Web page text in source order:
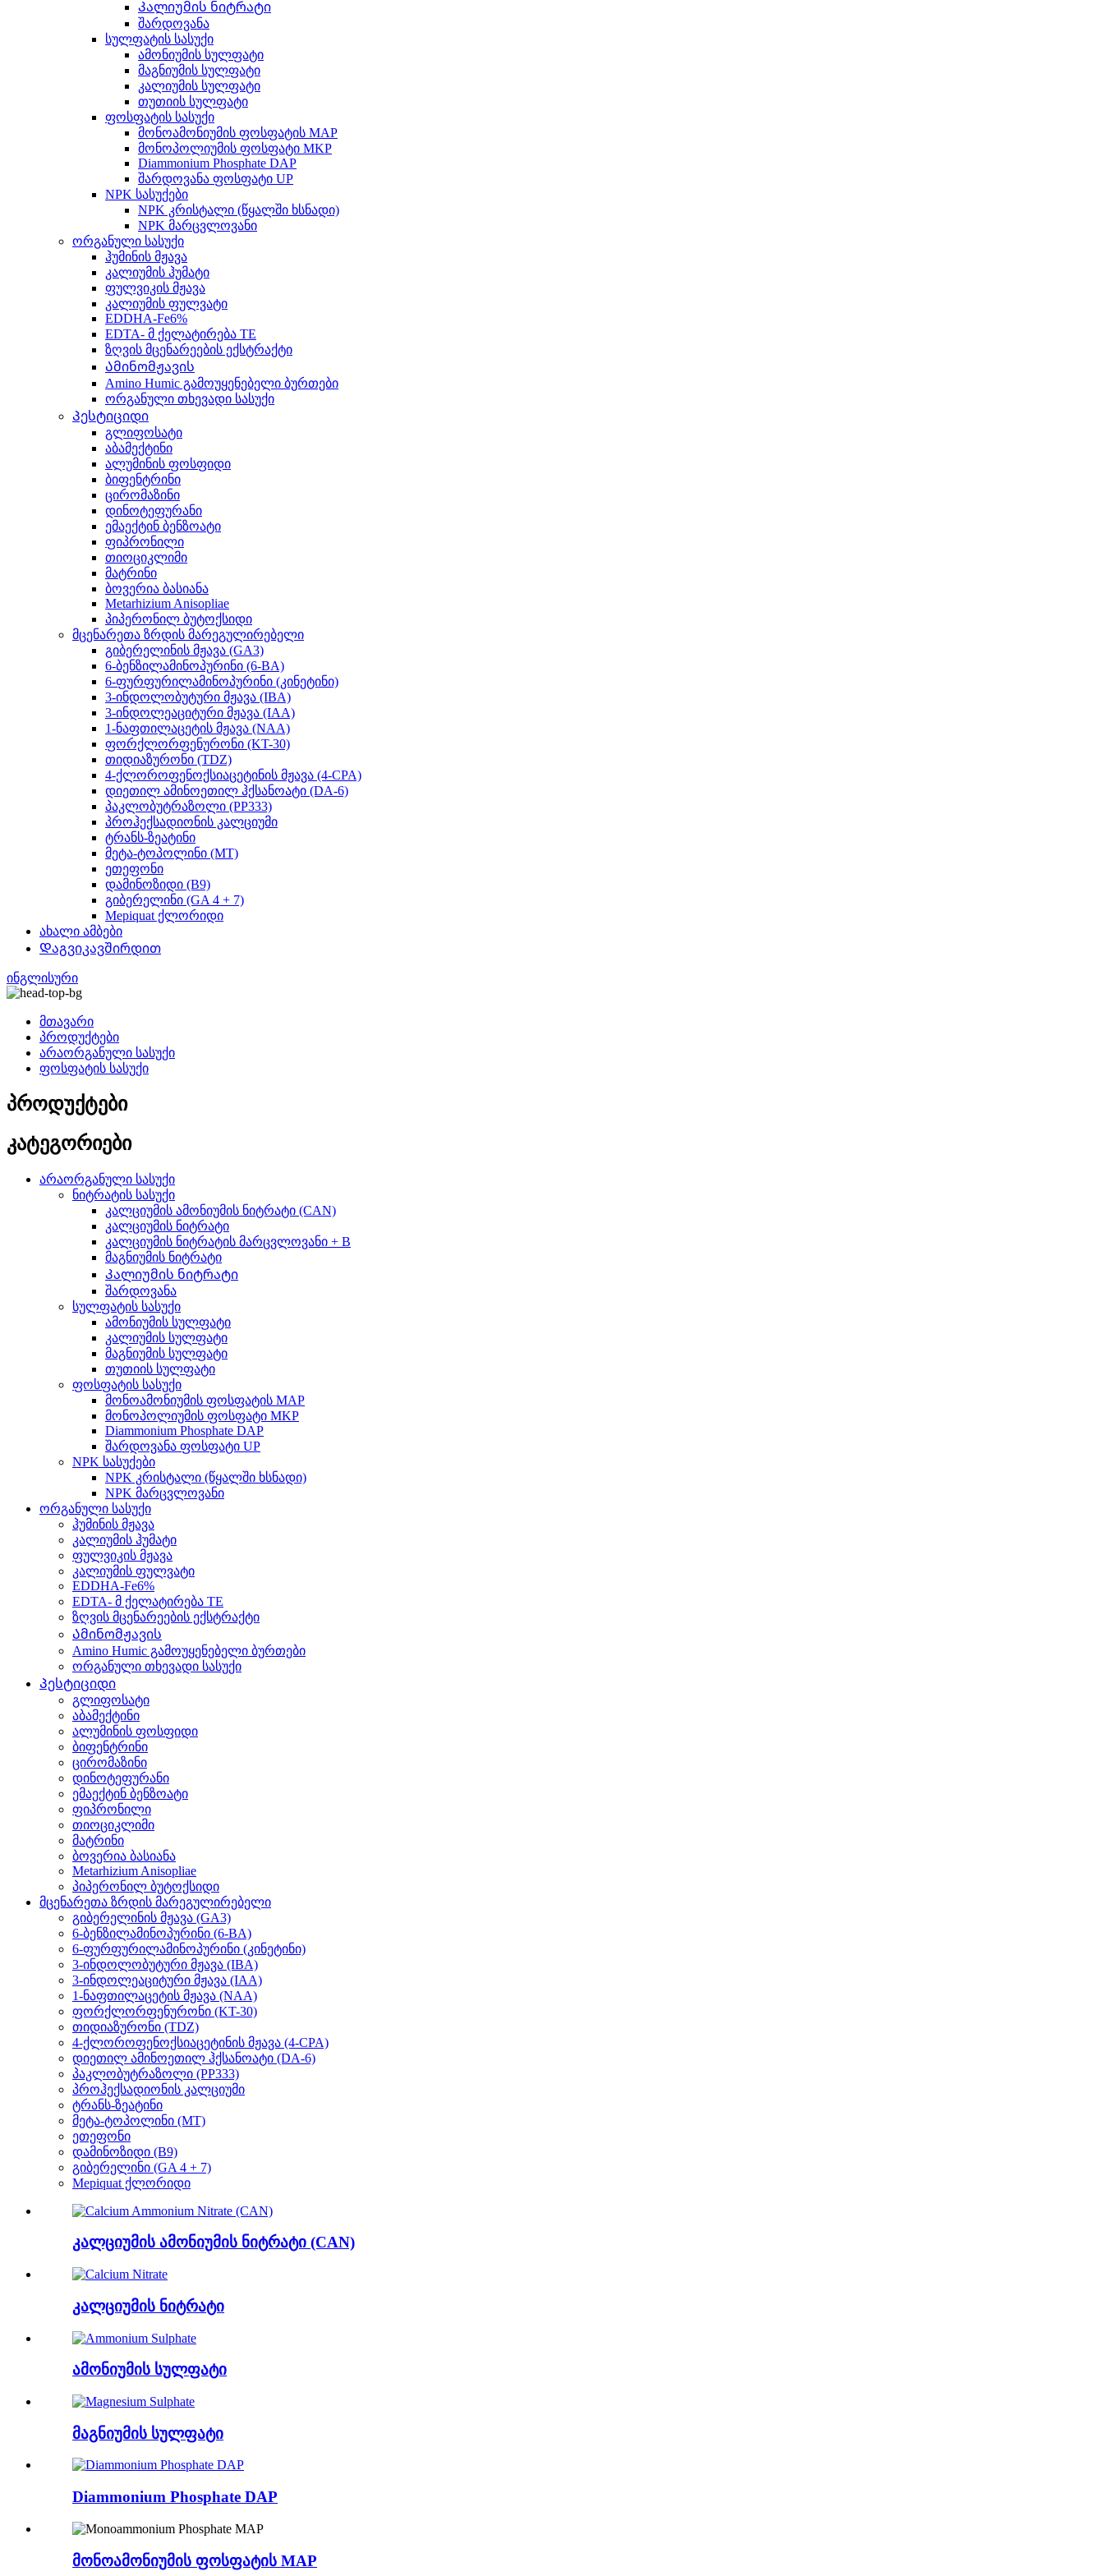
Კალიუმის ნიტრატი
შარდოვანა
სულფატის სასუქი
ამონიუმის სულფატი
მაგნიუმის სულფატი
კალიუმის სულფატი
თუთიის სულფატი
ფოსფატის სასუქი
მონოამონიუმის ფოსფატის MAP
მონოპოლიუმის ფოსფატი MKP
Diammonium Phosphate DAP
შარდოვანა ფოსფატი UP
NPK სასუქები
NPK კრისტალი (წყალში ხსნადი)
NPK მარცვლოვანი
ორგანული სასუქი
ჰუმინის მჟავა
კალიუმის ჰუმატი
ფულვიკის მჟავა
კალიუმის ფულვატი
EDDHA-Fe6%
EDTA- მ ქელატირება TE
ზღვის მცენარეების ექსტრაქტი
Ამინომჟავის
Amino Humic გამოუყენებელი ბურთები
ორგანული თხევადი სასუქი
Პესტიციდი
გლიფოსატი
აბამექტინი
ალუმინის ფოსფიდი
ბიფენტრინი
ცირომაზინი
დინოტეფურანი
ემაექტინ ბენზოატი
ფიპრონილი
თიოციკლიმი
მატრინი
ბოვერია ბასიანა
Metarhizium Anisopliae
პიპერონილ ბუტოქსიდი
მცენარეთა ზრდის მარეგულირებელი
გიბერელინის მჟავა (GA3)
6-ბენზილამინოპურინი (6-BA)
6-ფურფურილამინოპურინი (კინეტინი)
3-ინდოლობუტური მჟავა (IBA)
3-ინდოლეაციტური მჟავა (IAA)
1-ნაფთილაცეტის მჟავა (NAA)
ფორქლორფენურონი (KT-30)
თიდიაზურონი (TDZ)
4-ქლოროფენოქსიაცეტინის მჟავა (4-CPA)
დიეთილ ამინოეთილ ჰქსანოატი (DA-6)
პაკლობუტრაზოლი (PP333)
პროჰექსადიონის კალციუმი
ტრანს-ზეატინი
მეტა-ტოპოლინი (MT)
ეთეფონი
დამინოზიდი (B9)
გიბერელინი (GA 4 + 7)
Mepiquat ქლორიდი
ახალი ამბები
Დაგვიკავშირდით
ინგლისური
მთავარი
პროდუქტები
არაორგანული სასუქი
ფოსფატის სასუქი
პროდუქტები
კატეგორიები
არაორგანული სასუქი
ნიტრატის სასუქი
კალციუმის ამონიუმის ნიტრატი (CAN)
კალციუმის ნიტრატი
კალციუმის ნიტრატის მარცვლოვანი + B
მაგნიუმის ნიტრატი
Კალიუმის ნიტრატი
შარდოვანა
სულფატის სასუქი
ამონიუმის სულფატი
კალიუმის სულფატი
მაგნიუმის სულფატი
თუთიის სულფატი
ფოსფატის სასუქი
მონოამონიუმის ფოსფატის MAP
მონოპოლიუმის ფოსფატი MKP
Diammonium Phosphate DAP
შარდოვანა ფოსფატი UP
NPK სასუქები
NPK კრისტალი (წყალში ხსნადი)
NPK მარცვლოვანი
ორგანული სასუქი
ჰუმინის მჟავა
კალიუმის ჰუმატი
ფულვიკის მჟავა
კალიუმის ფულვატი
EDDHA-Fe6%
EDTA- მ ქელატირება TE
ზღვის მცენარეების ექსტრაქტი
Ამინომჟავის
Amino Humic გამოუყენებელი ბურთები
ორგანული თხევადი სასუქი
Პესტიციდი
გლიფოსატი
აბამექტინი
ალუმინის ფოსფიდი
ბიფენტრინი
ცირომაზინი
დინოტეფურანი
ემაექტინ ბენზოატი
ფიპრონილი
თიოციკლიმი
მატრინი
ბოვერია ბასიანა
Metarhizium Anisopliae
პიპერონილ ბუტოქსიდი
მცენარეთა ზრდის მარეგულირებელი
გიბერელინის მჟავა (GA3)
6-ბენზილამინოპურინი (6-BA)
6-ფურფურილამინოპურინი (კინეტინი)
3-ინდოლობუტური მჟავა (IBA)
3-ინდოლეაციტური მჟავა (IAA)
1-ნაფთილაცეტის მჟავა (NAA)
ფორქლორფენურონი (KT-30)
თიდიაზურონი (TDZ)
4-ქლოროფენოქსიაცეტინის მჟავა (4-CPA)
დიეთილ ამინოეთილ ჰქსანოატი (DA-6)
პაკლობუტრაზოლი (PP333)
პროჰექსადიონის კალციუმი
ტრანს-ზეატინი
მეტა-ტოპოლინი (MT)
ეთეფონი
დამინოზიდი (B9)
გიბერელინი (GA 4 + 7)
Mepiquat ქლორიდი
კალციუმის ამონიუმის ნიტრატი (CAN)
კალციუმის ნიტრატი
ამონიუმის სულფატი
მაგნიუმის სულფატი
Diammonium Phosphate DAP
მონოამონიუმის ფოსფატის MAP